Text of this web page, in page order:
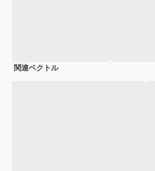
関連ベクトル